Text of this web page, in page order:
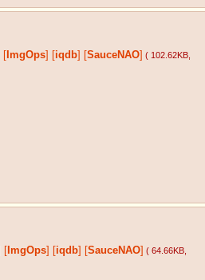
[ ImgOps] [iqdb] [SauceNAO] ( 102.62KB
[ ImgOps] [iqdb] [SauceNAO] ( 64.66KB